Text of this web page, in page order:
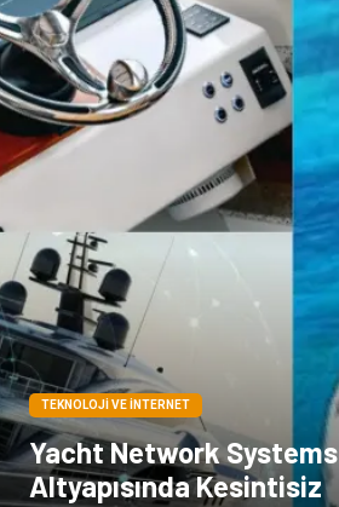
TEKNOLOJI VE İNTERNET
Yacht Network Systems
Altyapısında Kesintisiz